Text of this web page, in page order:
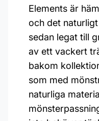
Elements är
och det
sedan legat till
av ett vackert
bakom
som med
naturliga